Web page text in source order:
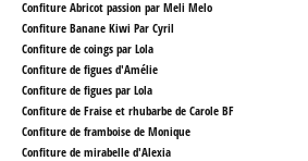
Confiture Abricot passion par Meli Melo
Confiture Banane Kiwi Par Cyril
Confiture de coings par Lola
Confiture de figues d'Amélie
Confiture de figues par Lola
Confiture de Fraise et rhubarbe de Carole BF
Confiture de framboise de Monique
Confiture de mirabelle d'Alexia